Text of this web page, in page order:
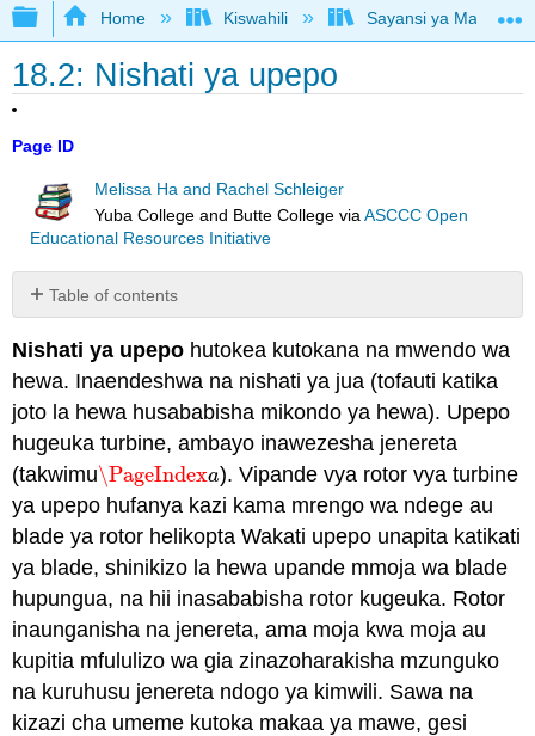
Expand/collapse global hierarchy
Home Kiswahili Sayansi ya
18.2: Nishati ya upepo
Page ID
Melissa Ha and Rachel Schleiger
Yuba College and Butte College viaASCCC Open
Educational Resources Initiative
Table of contents
cha
Maingiliano
Faida
Nishati
ya
Upepo
Hasara
Nishati
ya
upepo
Attribution
Nishati ya upepo hutokea kutokana na mwendo wa
hewa. Inaendeshwa na nishati ya jua (tofauti katika
joto la hewa husababisha mikondo ya hewa). Upepo
hugeuka turbine, ambayo inawezesha jenereta
(takwimu\PageIndexa
\PageIndexa). Vipande vya rotor vya turbine
ya upepo hufanya kazi kama mrengo wa ndege au
blade ya rotor helikopta Wakati upepo unapita katikati
ya blade, shinikizo la hewa upande mmoja wa blade
hupungua, na hii inasababisha rotor kugeuka. Rotor
inaunganisha na jenereta, ama moja kwa moja au
kupitia mfululizo wa gia zinazoharakisha mzunguko
na kuruhusu jenereta ndogo ya kimwili. Sawa na
kizazi cha umeme kutoka makaa ya mawe, gesi